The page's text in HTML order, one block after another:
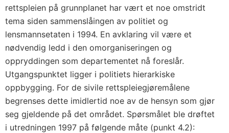
rettspleien på grunnplanet har vært et noe omstridt
tema siden sammenslåingen av politiet og
lensmannsetaten i 1994. En avklaring vil være et
nødvendig ledd i den omorganiseringen og
oppryddingen som departementet nå foreslår.
Utgangspunktet ligger i politiets hierarkiske
oppbygging. For de sivile rettspleiegjøremålene
begrenses dette imidlertid noe av de hensyn som gjør
seg gjeldende på det området. Spørsmålet ble drøftet
i utredningen 1997 på følgende måte (punkt 4.2):